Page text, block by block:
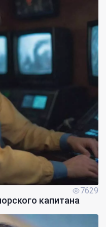
7629
капитана